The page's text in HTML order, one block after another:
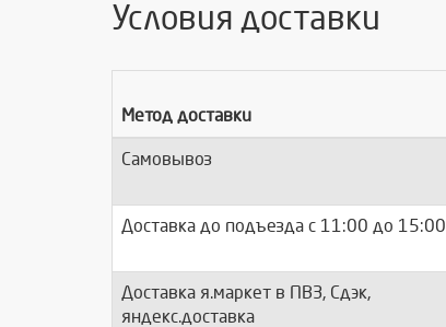
Условия доставки
Метод доставки
Самовывоз
Доставка до подъезда c 11:00 до 15:00
Доставка я.маркет в ПВЗ, Сдэк,
яндекс.доставка